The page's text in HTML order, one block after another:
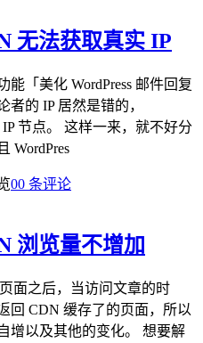
无法获取真实 IP
「美化 WordPress 邮件回复
的 IP 居然是错的，
节点。 这样一来，就不好分
WordPres
00 条评论
浏览量不增加
面之后，当访问文章的时
回 CDN 缓存了的页面，所以
增以及其他的变化。 想要解